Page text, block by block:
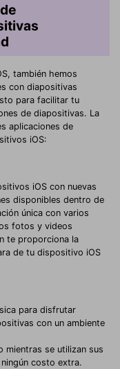
también hemos
con diapositivas
para facilitar tu
de diapositivas. La
aplicaciones de
iOS:
iOS con nuevas
disponibles dentro de
única con varios
fotos y videos
te proporciona la
de tu dispositivo iOS
para disfrutar
con un ambiente
mientras se utilizan sus
costo extra.